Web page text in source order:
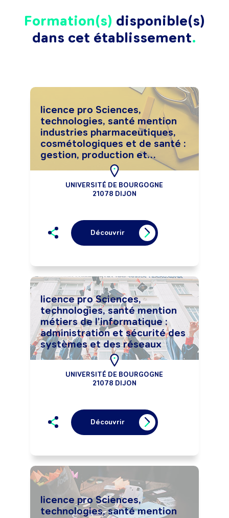
Formation(s) disponible(s)
dans cet établissement
licence pro Sciences,
technologies, santé mention
industries pharmaceutiques,
cosmétologiques et de santé :
gestion, production et
UNIVERSITÉ DE BOURGOGNE
21078 DIJON
Découvrir
licence pro Sciences,
technologies, santé mention
métiers de l'informatique :
administration et sécurité des
systèmes et des réseaux
UNIVERSITÉ DE BOURGOGNE
21078 DIJON
Découvrir
licence pro Sciences,
technologies, santé mention